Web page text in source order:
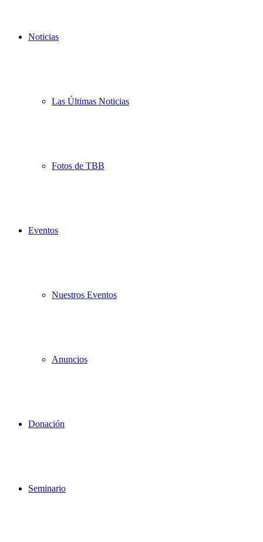
Noticias
Las Últimas Noticias
Fotos de TBB
Eventos
Nuestros Eventos
Anuncios
Donación
Seminario